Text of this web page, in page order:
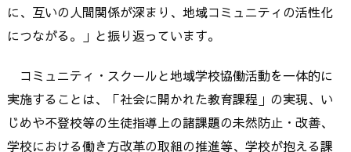
に、互いの人間関係が深まり、地域コミュニティの活性化
につながる。」と振り返っています。
コミュニティ・スクールと地域学校協働活動を一体的に
実施することは、「社会に開かれた教育課程」の実現、い
じめや不登校等の生徒指導上の諸課題の未然防止・改善、
学校における働き方改革の取組の推進等、学校が抱える課